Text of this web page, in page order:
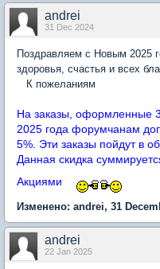
andrei
31 Dec 2024
Поздравляем с Новым 2025
здоровья, счастья и всех
К пожеланиям
На заказы, оформленные
2025 года форумчанам
5%. Эти заказы пойдут в
Данная скидка
Акциями
Изменено: andrei, 31
andrei
22 Jan 2025